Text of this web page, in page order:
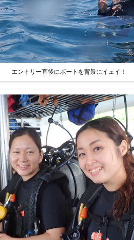
エントリー直後にボートを背景にイェイ！